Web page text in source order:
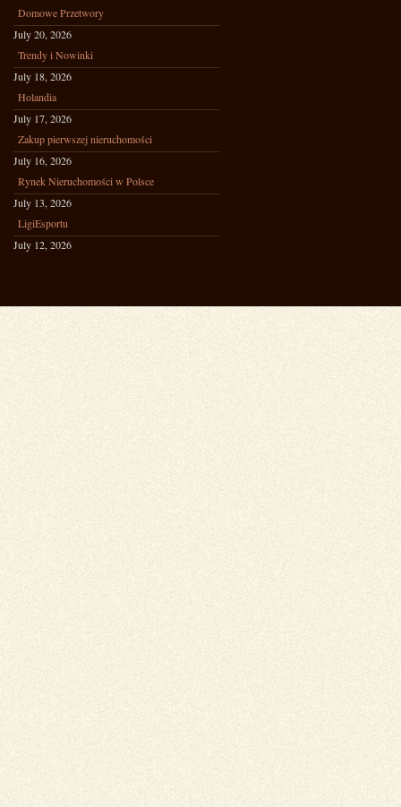
Domowe Przetwory
July 20, 2026
Trendy i Nowinki
July 18, 2026
Holandia
July 17, 2026
Zakup pierwszej nieruchomości
July 16, 2026
Rynek Nieruchomości w Polsce
July 13, 2026
LigiEsportu
July 12, 2026